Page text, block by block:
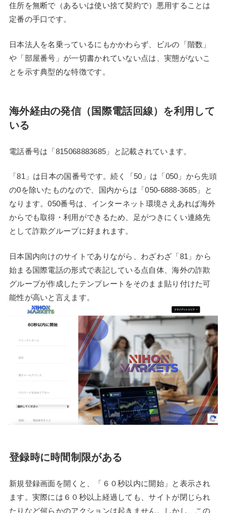
住所を無断で（あるいは使い捨て契約で）悪用することは
定番の手口です。
日本法人を名乗っているにもかかわらず、ビルの「階数」
や「部屋番号」が一切書かれていない点は、実態がないこ
とを示す典型的な特徴です。
海外経由の発信（国際電話回線）を利用して
いる
電話番号は「815068883685」と記載されています。
「81」は日本の国番号です。続く「50」は「050」から先頭
の0を除いたものなので、国内からは「050-6888-3685」と
なります。050番号は、インターネット環境さえあれば海外
からでも取得・利用ができるため、足がつきにくい連絡先
として詐欺グループに好まれます。
日本国内向けのサイトでありながら、わざわざ「81」から
始まる国際電話の形式で表記している点自体、海外の詐欺
グループが作成したテンプレートをそのまま貼り付けた可
能性が高いと言えます。
登録時に時間制限がある
新規登録画面を開くと、「６０秒以内に開始」と表示され
ます。実際には６０秒以上経過しても、サイトが閉じられ
たりなど何らかのアクションは起きません。しかし、この